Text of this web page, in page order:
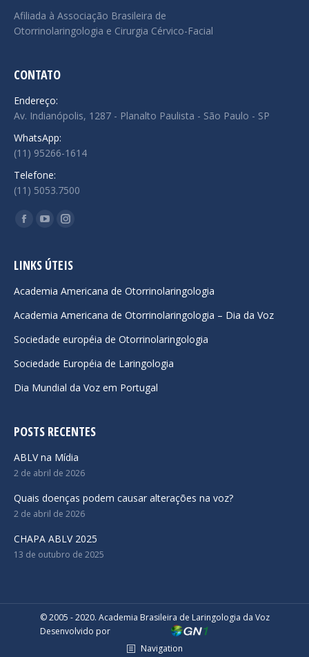
Afiliada à Associação Brasileira de
Otorrinolaringologia e Cirurgia Cérvico-Facial
CONTATO
Endereço:
Av. Indianópolis, 1287 - Planalto Paulista - São Paulo - SP
WhatsApp:
(11) 95266-1614
Telefone:
(11) 5053.7500
Encontre-nos em:
Facebook
opens
new
window
YouTube
opens
new
window
Instagram
opens
new
window
LINKS ÚTEIS
Academia Americana de Otorrinolaringologia
Academia Americana de Otorrinolaringologia – Dia da Voz
Sociedade européia de Otorrinolaringologia
Sociedade Européia de Laringologia
Dia Mundial da Voz em Portugal
POSTS RECENTES
ABLV na Mídia
2 de abril de 2026
Quais doenças podem causar alterações na voz?
2 de abril de 2026
CHAPA ABLV 2025
13 de outubro de 2025
© 2005 - 2020. Academia Brasileira de Laringologia da Voz
Desenvolvido por
Navigation